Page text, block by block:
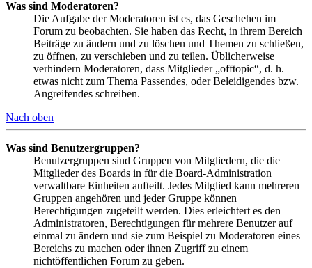
Was sind Moderatoren?
Die Aufgabe der Moderatoren ist es, das Geschehen im
Forum zu beobachten. Sie haben das Recht, in ihrem Bereich
Beiträge zu ändern und zu löschen und Themen zu schließen,
zu öffnen, zu verschieben und zu teilen. Üblicherweise
verhindern Moderatoren, dass Mitglieder „offtopic“, d. h.
etwas nicht zum Thema Passendes, oder Beleidigendes bzw.
Angreifendes schreiben.
Nach oben
Was sind Benutzergruppen?
Benutzergruppen sind Gruppen von Mitgliedern, die die
Mitglieder des Boards in für die Board-Administration
verwaltbare Einheiten aufteilt. Jedes Mitglied kann mehreren
Gruppen angehören und jeder Gruppe können
Berechtigungen zugeteilt werden. Dies erleichtert es den
Administratoren, Berechtigungen für mehrere Benutzer auf
einmal zu ändern und sie zum Beispiel zu Moderatoren eines
Bereichs zu machen oder ihnen Zugriff zu einem
nichtöffentlichen Forum zu geben.